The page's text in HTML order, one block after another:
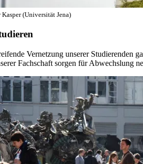
Kasper (Universität Jena)
Vernetzung unserer Studierenden
Fachschaft sorgen für Abwechslung